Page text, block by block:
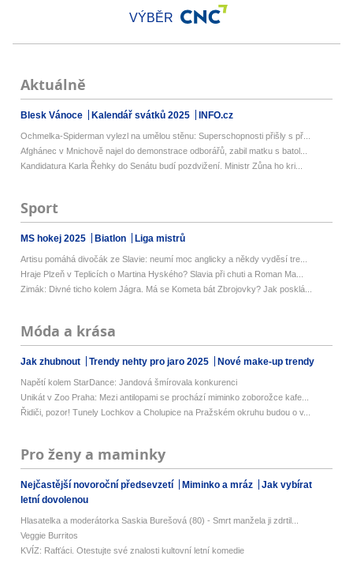
VÝBĚR
Aktuálně
Blesk Vánoce Kalendář svátků 2025 INFO.cz
Ochmelka-Spiderman vylezl na umělou stěnu: Superschopnosti přišly s př...
Afghánec v Mnichově najel do demonstrace odborářů, zabil matku s batol...
Kandidatura Karla Řehky do Senátu budí pozdvižení. Ministr Zůna ho kri...
Sport
MS hokej 2025 Biatlon Liga mistrů
Artisu pomáhá divočák ze Slavie: neumí moc anglicky a někdy vyděsí tre...
Hraje Plzeň v Teplicích o Martina Hyského? Slavia při chuti a Roman Ma...
Zimák: Divné ticho kolem Jágra. Má se Kometa bát Zbrojovky? Jak posklá...
Móda a krása
Jak zhubnout Trendy nehty pro jaro 2025 Nové make-up trendy
Napětí kolem StarDance: Jandová šmírovala konkurenci
Unikát v Zoo Praha: Mezi antilopami se prochází miminko zoborožce kafe...
Řidiči, pozor! Tunely Lochkov a Cholupice na Pražském okruhu budou o v...
Pro ženy a maminky
Nejčastější novoroční předsevzetí Miminko a mráz
Jak vybírat
letní dovolenou
Hlasatelka a moderátorka Saskia Burešová (80) - Smrt manžela ji zdrtil...
Veggie Burritos
KVÍZ: Rafťáci. Otestujte své znalosti kultovní letní komedie